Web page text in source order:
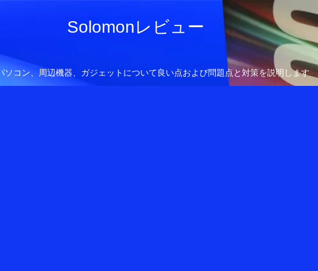
Solomonレビュー
ソコン、周辺機器、ガジェットについて良い点および問題点と対策を説明します